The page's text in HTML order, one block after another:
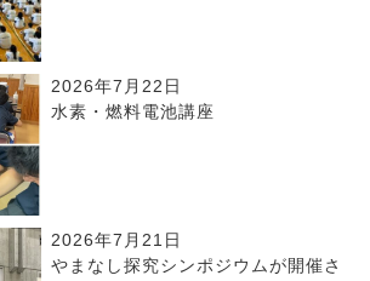
2026年7月22日
水素・燃料電池講座
2026年7月21日
やまなし探究シンポジウムが開催さ